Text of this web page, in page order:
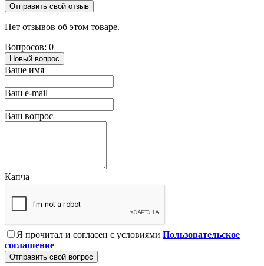
Отправить свой отзыв
Нет отзывов об этом товаре.
Вопросов: 0
Новый вопрос
Ваше имя
Ваш e-mail
Ваш вопрос
Капча
Я прочитал и согласен с условиями Пользовательское
соглашение
Отправить свой вопрос